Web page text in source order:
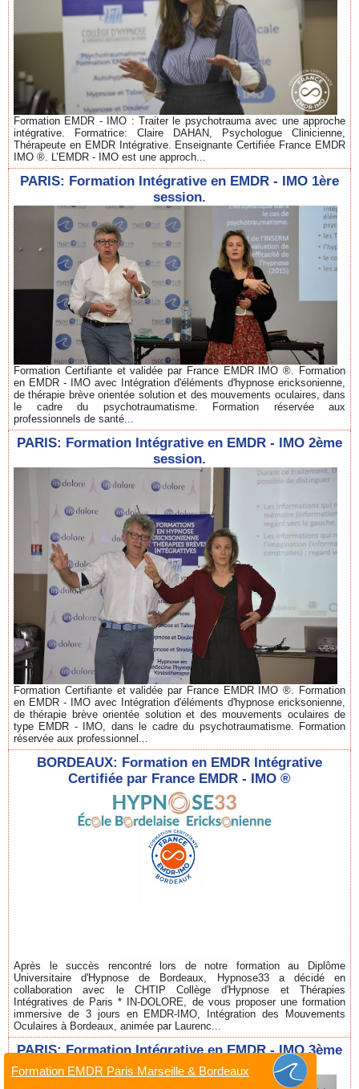
Formation EMDR - IMO : Traiter le psychotrauma avec une approche
intégrative. Formatrice: Claire DAHAN, Psychologue Clinicienne,
Thérapeute en EMDR Intégrative. Enseignante Certifiée France EMDR
IMO ®. L’EMDR - IMO est une approch...
PARIS: Formation Intégrative en EMDR - IMO 1ère
session.
Formation Certifiante et validée par France EMDR IMO ®. Formation
en EMDR - IMO avec Intégration d'éléments d'hypnose ericksonienne,
de thérapie brève orientée solution et des mouvements oculaires, dans
le cadre du psychotraumatisme. Formation réservée aux
professionnels de santé...
PARIS: Formation Intégrative en EMDR - IMO 2ème
session.
Formation Certifiante et validée par France EMDR IMO ®. Formation
en EMDR - IMO avec Intégration d'éléments d'hypnose ericksonienne,
de thérapie brève orientée solution et des mouvements oculaires de
type EMDR - IMO, dans le cadre du psychotraumatisme. Formation
réservée aux professionnel...
BORDEAUX: Formation en EMDR Intégrative
Certifiée par France EMDR - IMO ®
Après le succès rencontré lors de notre formation au Diplôme
Universitaire d'Hypnose de Bordeaux, Hypnose33 a décidé en
collaboration avec le CHTIP Collège d'Hypnose et Thérapies
Intégratives de Paris * IN-DOLORE, de vous proposer une formation
immersive de 3 jours en EMDR-IMO, Intégration des Mouvements
Oculaires à Bordeaux, animée par Laurenc...
PARIS: Formation Intégrative en EMDR - IMO 3ème
session.
Formation EMDR Paris Marseille & Bordeaux